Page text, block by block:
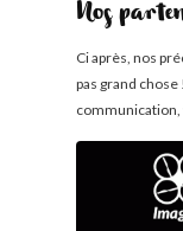
Nos
Ci après, nos
pas grand